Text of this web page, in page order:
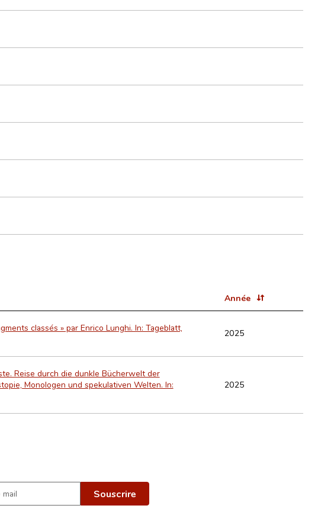
Année
classés » par Enrico Lunghi. In: Tageblatt,
2025
Reise durch die dunkle Bücherwelt der
Monologen und spekulativen Welten. In:
2025